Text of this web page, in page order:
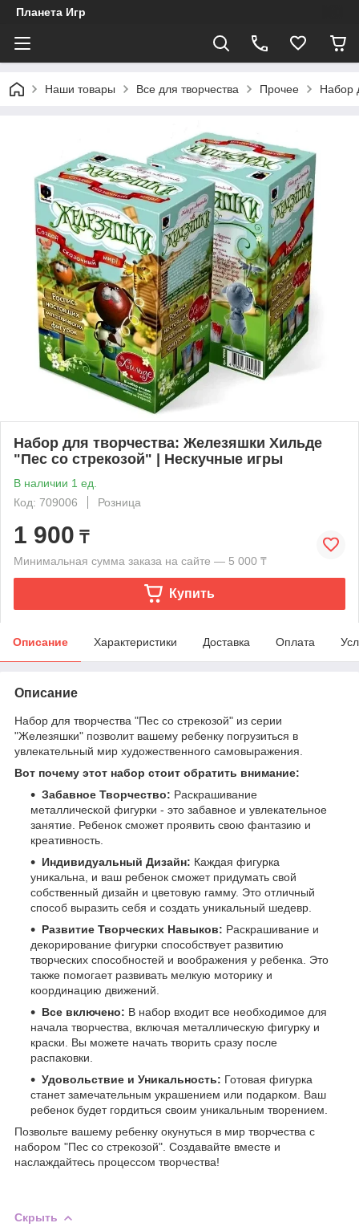
Планета Игр
Наши товары Все для творчества Прочее Набор
Набор для творчества: Железяшки Хильде
"Пес со стрекозой" | Нескучные игры
В наличии 1 ед.
Код: 709006
Розница
1 900 ₸
Минимальная сумма заказа на сайте — 5 000 ₸
Купить
Описание Характеристики Доставка Оплата
Описание
Набор для творчества "Пес со стрекозой" из серии
"Железяшки" позволит вашему ребенку погрузиться в
увлекательный мир художественного самовыражения.
Вот почему этот набор стоит обратить внимание:
Забавное Творчество: Раскрашивание
металлической фигурки - это забавное и увлекательное
занятие. Ребенок сможет проявить свою фантазию и
креативность.
Индивидуальный Дизайн: Каждая фигурка
уникальна, и ваш ребенок сможет придумать свой
собственный дизайн и цветовую гамму. Это отличный
способ выразить себя и создать уникальный шедевр.
Развитие Творческих Навыков: Раскрашивание и
декорирование фигурки способствует развитию
творческих способностей и воображения у ребенка. Это
также помогает развивать мелкую моторику и
координацию движений.
Все включено: В набор входит все необходимое для
начала творчества, включая металлическую фигурку и
краски. Вы можете начать творить сразу после
распаковки.
Удовольствие и Уникальность: Готовая фигурка
станет замечательным украшением или подарком. Ваш
ребенок будет гордиться своим уникальным творением.
Позвольте вашему ребенку окунуться в мир творчества с
набором "Пес со стрекозой". Создавайте вместе и
наслаждайтесь процессом творчества!
Скрыть